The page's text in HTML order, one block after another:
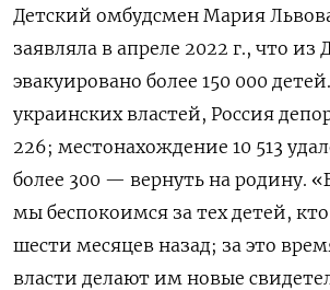
Детский омбудсмен Мария
заявляла в апреле 2022 г., что из
эвакуировано более 150 000
украинских властей, Россия
226; местонахождение 10 513
более 300 — вернуть на родину.
мы беспокоимся за тех детей,
шести месяцев назад; за это
власти делают им новые